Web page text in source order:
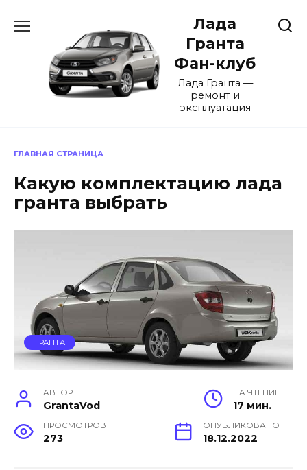
содержанию
Лада
Гранта
Фан-клуб
Лада Гранта —
ремонт и
эксплуатация
ГЛАВНАЯ СТРАНИЦА
Какую комплектацию лада
гранта выбрать
ГРАНТА
АВТОР
GrantaVod
НА ЧТЕНИЕ
17 мин.
ПРОСМОТРОВ
273
ОПУБЛИКОВАНО
18.12.2022